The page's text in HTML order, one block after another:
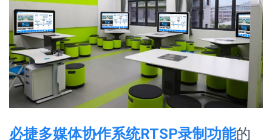
必捷多媒体协作系统RTSP录制功能的